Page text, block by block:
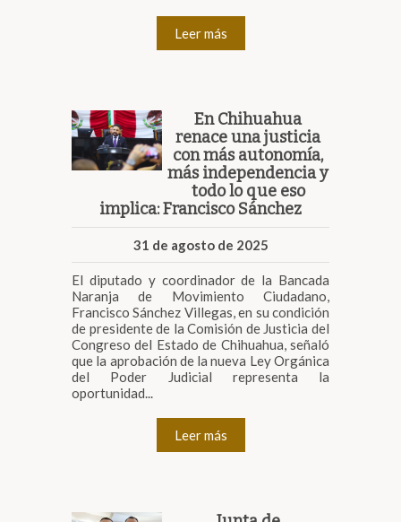
Leer más
En Chihuahua
renace una justicia
con más autonomía,
más independencia y
todo lo que eso
implica: Francisco Sánchez
31 de agosto de 2025
El diputado y coordinador de la Bancada
Naranja de Movimiento Ciudadano,
Francisco Sánchez Villegas, en su condición
de presidente de la Comisión de Justicia del
Congreso del Estado de Chihuahua, señaló
que la aprobación de la nueva Ley Orgánica
del Poder Judicial representa la
oportunidad...
Leer más